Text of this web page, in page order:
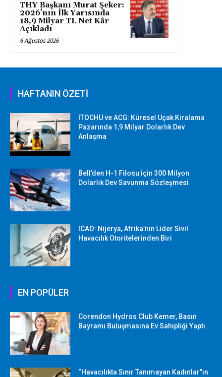
THY Başkanı Murat Şeker:
2026’nın İlk Yarısında
18,9 Milyar TL Net Kâr
Açıkladı
6 Ağustos 2026
HAFTANIN ÖZETİ
ITOCHU ve ACG: Küresel Uçak Kiralama
Pazarında 1,9 Milyar Dolarlık Dev
Anlaşma
Bell’den H-1 Filosu İçin 300 Milyon
Dolarlık Dev Savunma Sözleşmesi
ICAO: Nijerya, Afrika’nın Lider Sivil
Havacılık Otoritelerinden Biri
EN POPÜLER
Corendon Hydros Club Kemer, Basın
Bayramı Buluşmasına Ev Sahipliği Yaptı
“Havacılıkta Sınır Tanımayan Kadınlar”ın